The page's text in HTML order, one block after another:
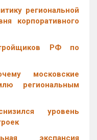
региональной
корпоративного
РФ по
московские
региональным
уровень
экспансия